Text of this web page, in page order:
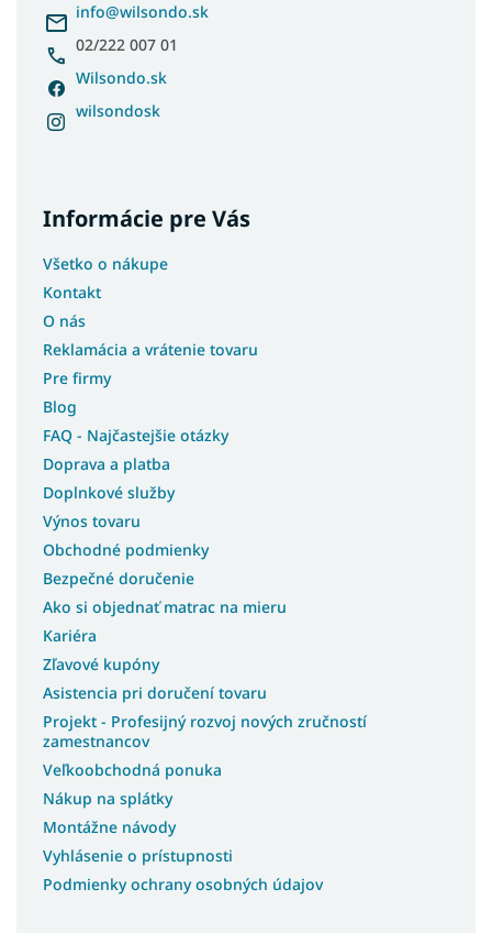
info@wilsondo.sk
02/222 007 01
Wilsondo.sk
wilsondosk
Informácie pre Vás
Všetko o nákupe
Kontakt
O nás
Reklamácia a vrátenie tovaru
Pre firmy
Blog
FAQ - Najčastejšie otázky
Doprava a platba
Doplnkové služby
Výnos tovaru
Obchodné podmienky
Bezpečné doručenie
Ako si objednať matrac na mieru
Kariéra
Zľavové kupóny
Asistencia pri doručení tovaru
Projekt - Profesijný rozvoj nových zručností
zamestnancov
Veľkoobchodná ponuka
Nákup na splátky
Montážne návody
Vyhlásenie o prístupnosti
Podmienky ochrany osobných údajov